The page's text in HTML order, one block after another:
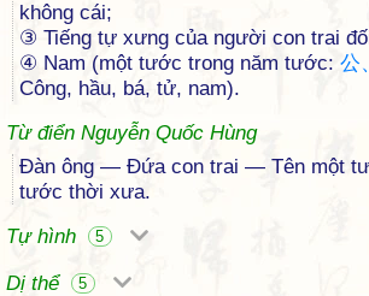
không cái;
③ Tiếng tự xưng của người con trai
④ Nam (một tước trong năm tước: 公、
Công, hầu, bá, tử, nam).
Từ điển Nguyễn Quốc Hùng
Đàn ông — Đứa con trai — Tên một
tước thời xưa.
Tự hình
5
Dị thể 5